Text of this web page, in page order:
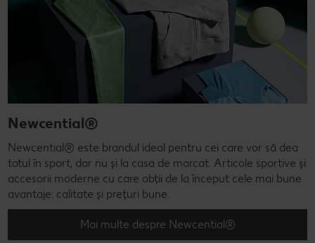
Newcential®
Newcential® este brandul ideal pentru cei care vor să dea
totul în sport, dar nu și la casa de marcat. Articole sportive și
accesorii moderne cu care obții de la început cele mai bune
avantaje: calitate și prețuri bune.
Mai multe despre Newcential®